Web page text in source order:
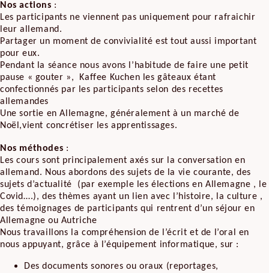
Nos actions :
Les participants ne viennent pas uniquement pour rafraichir
leur allemand.
Partager un moment de convivialité est tout aussi important
pour eux.
Pendant la séance nous avons l’habitude de faire une petit
pause « gouter », Kaffee Kuchen les gâteaux étant
confectionnés par les participants selon des recettes
allemandes
Une sortie en Allemagne, généralement à un marché de
Noël,vient concrétiser les apprentissages.
Nos méthodes :
Les cours sont principalement axés sur la conversation en
allemand. Nous abordons des sujets de la vie courante, des
sujets d’actualité (par exemple les élections en Allemagne , le
Covid….), des thèmes ayant un lien avec l’histoire, la culture ,
des témoignages de participants qui rentrent d’un séjour en
Allemagne ou Autriche
Nous travaillons la compréhension de l’écrit et de l’oral en
nous appuyant, grâce à l’équipement informatique, sur :
Des documents sonores ou oraux (reportages,